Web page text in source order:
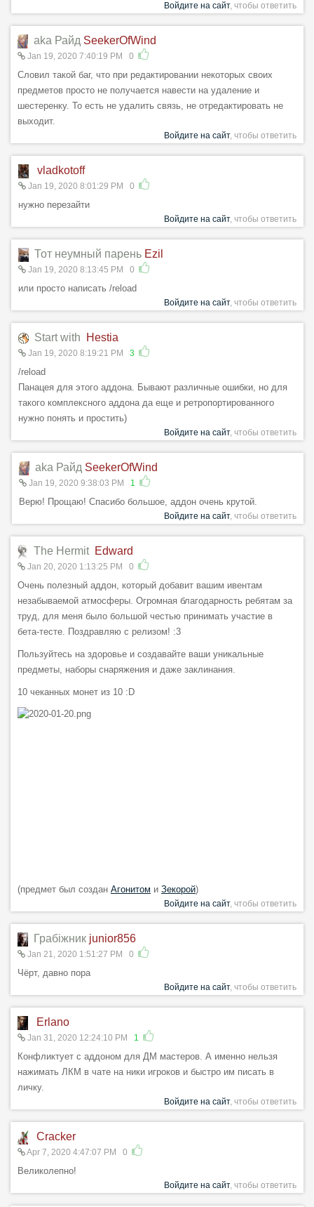
Войдите на сайт, чтобы ответить
aka Райд SeekerOfWind
Jan 19, 2020 7:40:19 PM 0
Словил такой баг, что при редактировании некоторых своих
предметов просто не получается навести на удаление и
шестеренку. То есть не удалить связь, не отредактировать не
выходит.
Войдите на сайт, чтобы ответить
vladkotoff
Jan 19, 2020 8:01:29 PM 0
нужно перезайти
Войдите на сайт, чтобы ответить
Тот неумный парень Ezil
Jan 19, 2020 8:13:45 PM 0
или просто написать /reload
Войдите на сайт, чтобы ответить
Start with Hestia
Jan 19, 2020 8:19:21 PM 3
/reload
Панацея для этого аддона. Бывают различные ошибки, но для
такого комплексного аддона да еще и ретропортированного
нужно понять и простить)
Войдите на сайт, чтобы ответить
aka Райд SeekerOfWind
Jan 19, 2020 9:38:03 PM 1
Верю! Прощаю! Спасибо большое, аддон очень крутой.
Войдите на сайт, чтобы ответить
The Hermit Edward
Jan 20, 2020 1:13:25 PM 0
Очень полезный аддон, который добавит вашим ивентам
незабываемой атмосферы. Огромная благодарность ребятам за
труд, для меня было большой честью принимать участие в
бета-тесте. Поздравляю с релизом! :3
Пользуйтесь на здоровье и создавайте ваши уникальные
предметы, наборы снаряжения и даже заклинания.
10 чеканных монет из 10 :D
(предмет был создан Агонитом и Зекорой)
Войдите на сайт, чтобы ответить
Грабiжник junior856
Jan 21, 2020 1:51:27 PM 0
Чёрт, давно пора
Войдите на сайт, чтобы ответить
Erlano
Jan 31, 2020 12:24:10 PM 1
Конфликтует с аддоном для ДМ мастеров. А именно нельзя
нажимать ЛКМ в чате на ники игроков и быстро им писать в
личку.
Войдите на сайт, чтобы ответить
Cracker
Apr 7, 2020 4:47:07 PM 0
Великолепно!
Войдите на сайт, чтобы ответить